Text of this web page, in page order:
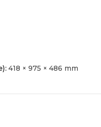
418 × 975 × 486 mm